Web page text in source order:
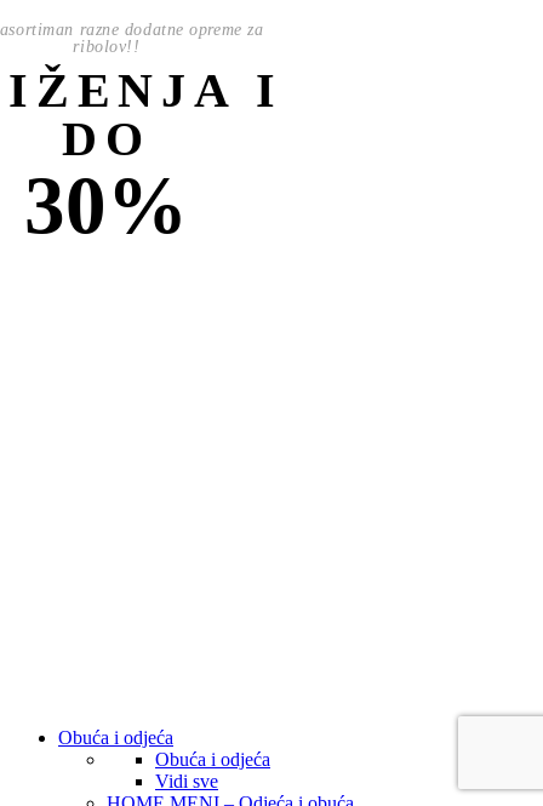
razne dodatne opreme za
ribolov!!
I
DO
30%
Obuća i odjeća
Obuća i odjeća
Vidi sve